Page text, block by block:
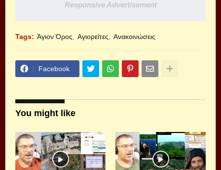
Responsive Advertisement
Tags: Άγιον Όρος Αγιορείτες Ανακοινώσεις
Facebook
You might like